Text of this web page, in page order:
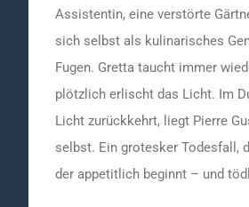
Assistentin, eine verstörte
sich selbst als kulinarisches
Fugen. Gretta taucht immer
plötzlich erlischt das Licht. Im
Licht zurückkehrt, liegt Pierre
selbst. Ein grotesker Todesfall,
der appetitlich beginnt – und